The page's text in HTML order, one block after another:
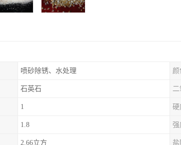
喷砂除锈、水处理 颜
石英石 二
1 硬
1.8 强
2.66立方